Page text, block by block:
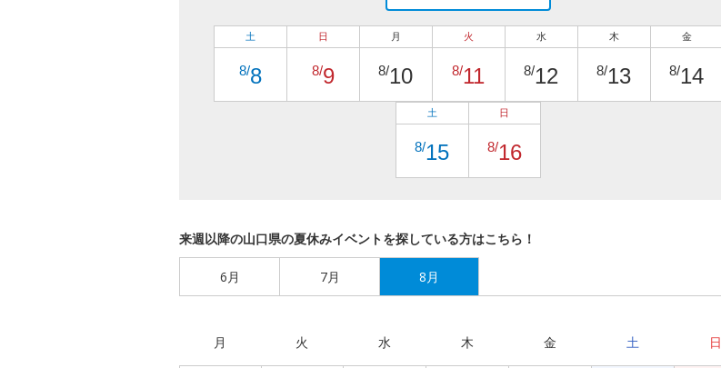
土
8/8
日
8/9
月
8/10
火
8/11
水
8/12
木
8/13
金
8/14
土
8/15
日
8/16
来週以降の山口県の夏休みイベントを探している方はこちら！
6月 7月 8月
月 火 水 木 金 土 日